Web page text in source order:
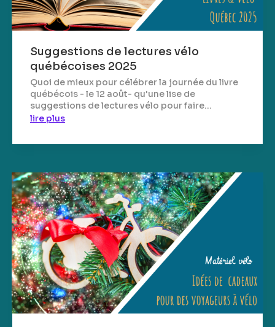
Suggestions de lectures vélo
québécoises 2025
Quoi de mieux pour célébrer la journée du livre
québécois - le 12 août- qu'une lise de
suggestions de lectures vélo pour faire...
lire plus